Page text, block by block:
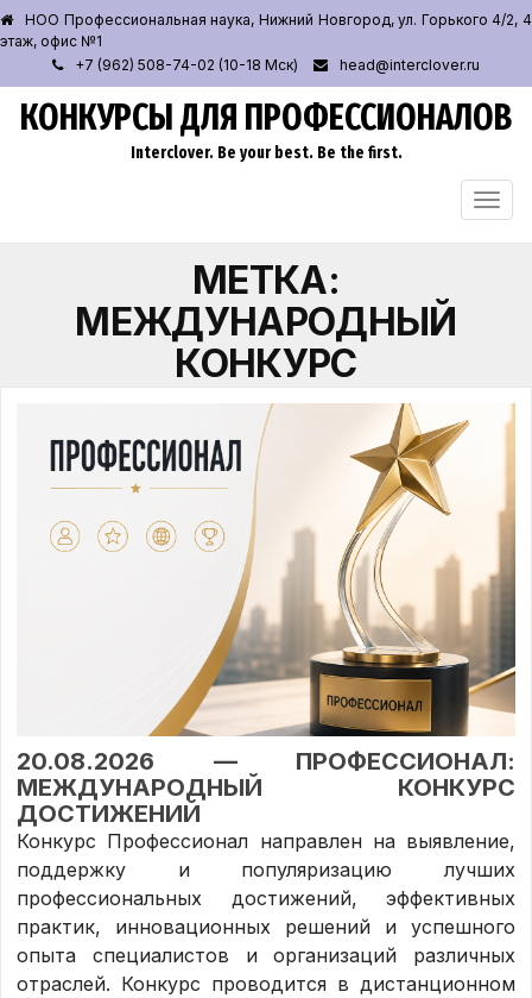
НОО Профессиональная наука, Нижний Новгород, ул. Горького 4/2, 4
этаж, офис №1
+7 (962) 508-74-02 (10-18 Мск)
head@interclover.ru
КОНКУРСЫ ДЛЯ ПРОФЕССИОНАЛОВ
Interclover. Be your best. Be the first.
МЕТКА:
МЕЖДУНАРОДНЫЙ
КОНКУРС
20.08.2026 — ПРОФЕССИОНАЛ:
МЕЖДУНАРОДНЫЙ КОНКУРС
ДОСТИЖЕНИЙ
Конкурс Профессионал направлен на выявление,
поддержку и популяризацию лучших
профессиональных достижений, эффективных
практик, инновационных решений и успешного
опыта специалистов и организаций различных
отраслей. Конкурс проводится в дистанционном